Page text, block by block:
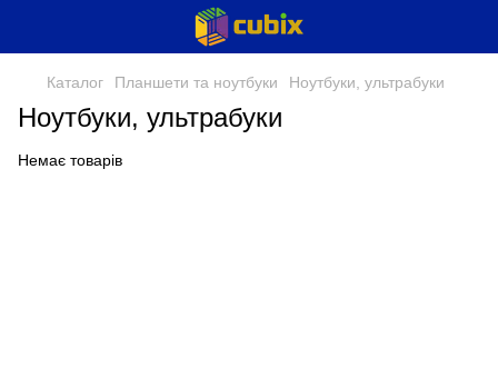
Каталог Планшети та ноутбуки Ноутбуки, ультрабуки
Ноутбуки, ультрабуки
Немає товарів